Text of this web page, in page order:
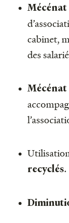
cabinet,
des
Mécénat
recyclés.